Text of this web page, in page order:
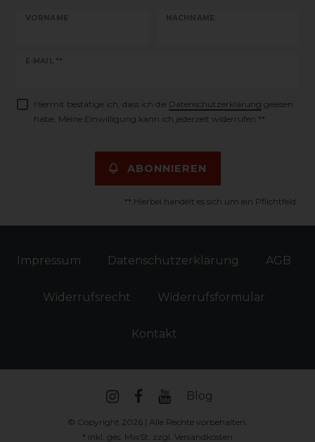
VORNAME NACHNAME
E-MAIL **
Newsletter
Hiermit bestätige ich, dass ich die Daten­schutz­erklärung gelesen
habe. Meine Einwilligung kann ich jederzeit widerrufen.**
ABONNIEREN
** Hierbei handelt es sich um ein Pflichtfeld.
Impressum Daten­schutz­erklärung AGB
Widerrufs­recht Widerrufs­formular
Kontakt
Blog
© Copyright 2026 | Alle Rechte vorbehalten.
* inkl. ges. MwSt. zzgl. Versandkosten